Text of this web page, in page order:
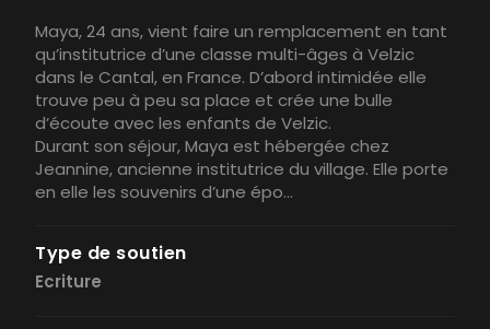
Maya, 24 ans, vient faire un remplacement en tant
qu’institutrice d’une classe multi-âges à Velzic
dans le Cantal, en France. D’abord intimidée elle
trouve peu à peu sa place et crée une bulle
d’écoute avec les enfants de Velzic.
Durant son séjour, Maya est hébergée chez
Jeannine, ancienne institutrice du village. Elle porte
en elle les souvenirs d’une épo...
Type de soutien
Ecriture